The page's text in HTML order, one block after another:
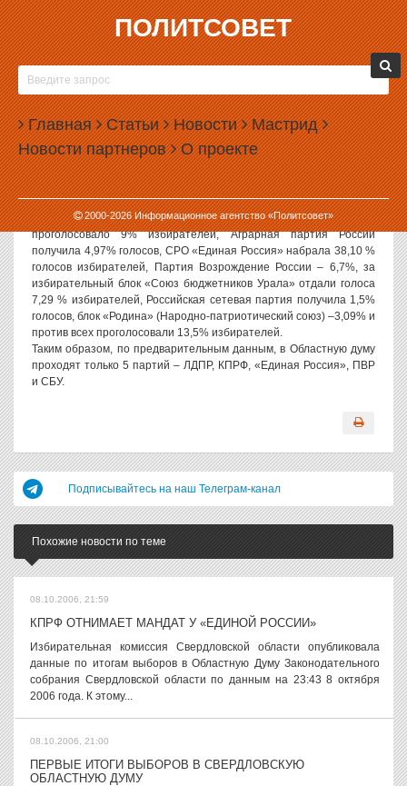
ПОЛИТСОВЕТ
Главная Статьи Новости Мастрид
Новости партнеров О проекте
2000-2026Информационное агентство «Политсовет»
15.03.2004, 09:47
ПРЕДВАРИТЕЛЬНЫЕ ИТОГИ ВЫБОРОВ В
ОБЛДУМУ
Сегодня председатель областной избирательной комиссии
Владимир Мостовщиков на своей пресс-конференции озвучил
предварительные итоги голосования на выборах депутатов
Областной Думы Свердловской области.
Свердловское региональное отделение ЛДПР набрало 9,51%
голосов, Российская Партия Жизни –2,66%, за КПРФ
проголосовало 9% избирателей, Аграрная партия России
получила 4,97% голосов, СРО «Единая Россия» набрала 38,10 %
голосов избирателей, Партия Возрождение России – 6,7%, за
избирательный блок «Союз бюджетников Урала» отдали голоса
7,29 % избирателей, Российская сетевая партия получила 1,5%
голосов, блок «Родина» (Народно-патриотический союз) –3,09% и
против всех проголосовали 13,5% избирателей.
Таким образом, по предварительным данным, в Областную думу
проходят только 5 партий – ЛДПР, КПРФ, «Единая Россия», ПВР
и СБУ.
Подписывайтесь на наш Телеграм-канал
Похожие новости по теме
08.10.2006, 21:59
КПРФ ОТНИМАЕТ МАНДАТ У «ЕДИНОЙ РОССИИ»
Избирательная комиссия Свердловской области опубликовала
данные по итогам выборов в Областную Думу Законодательного
собрания Свердловской области по данным на 23:43 8 октября
2006 года. К этому...
08.10.2006, 21:00
ПЕРВЫЕ ИТОГИ ВЫБОРОВ В СВЕРДЛОВСКУЮ
ОБЛАСТНУЮ ДУМУ